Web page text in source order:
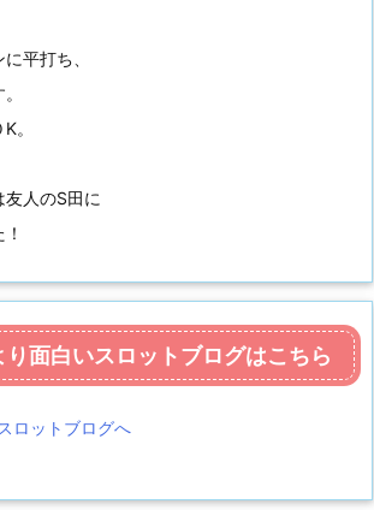
平打ち、
。
人のS田に
り面白いスロットブログはこちら